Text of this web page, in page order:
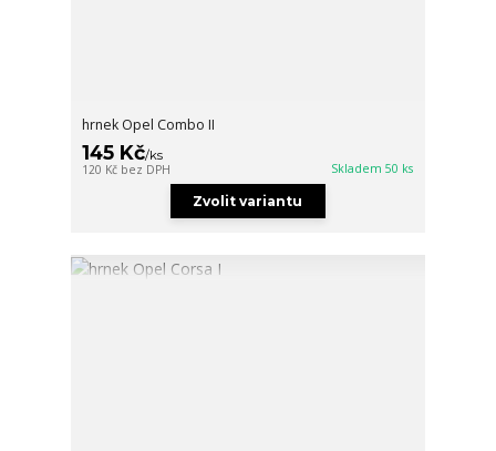
hrnek Opel Combo II
145 Kč/ks
120 Kč bez DPH Skladem 50 ks
Zvolit variantu